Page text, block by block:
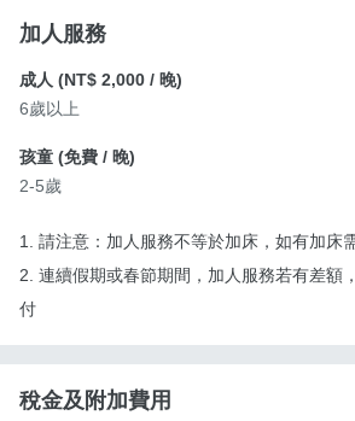
加人服務
成人 (NT$ 2,000 / 晚)
6歲以上
孩童 (免費 / 晚)
2-5歲
1. 請注意：加人服務不等於加床，如有加床
2. 連續假期或春節期間，加人服務若有差額
付
稅金及附加費用